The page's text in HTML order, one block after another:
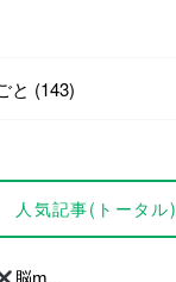
と (143)
人気記事(トータル)
脳ɱ...